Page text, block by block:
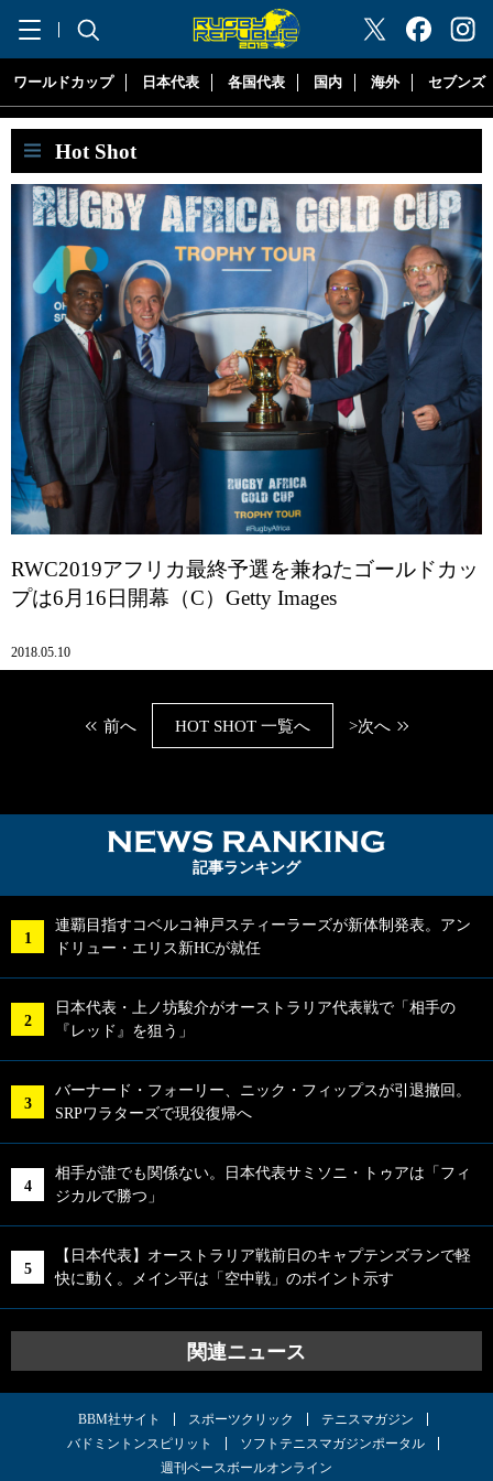
"ラグビーリパブリック"
ワールドカップ 日本代表 各国代表 国内 海外 セブンズ
Hot Shot
RWC2019アフリカ最終予選を兼ねたゴールドカッ
プは6月16日開幕（C）Getty Images
2018.05.10
前へ HOT SHOT 一覧へ >次へ
記事ランキング
連覇目指すコベルコ神戸スティーラーズが新体制発表。アン
ドリュー・エリス新HCが就任
日本代表・上ノ坊駿介がオーストラリア代表戦で「相手の
『レッド』を狙う」
バーナード・フォーリー、ニック・フィップスが引退撤回。
SRPワラターズで現役復帰へ
相手が誰でも関係ない。日本代表サミソニ・トゥアは「フィ
ジカルで勝つ」
【日本代表】オーストラリア戦前日のキャプテンズランで軽
快に動く。メイン平は「空中戦」のポイント示す
関連ニュース
BBM社サイト スポーツクリック
テニスマガジン
バドミントンスピリット
ソフトテニスマガジンポータル
週刊ベースボールオンライン